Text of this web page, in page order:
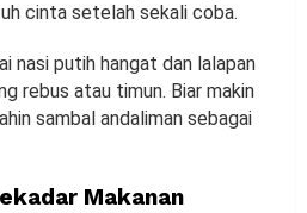
cinta setelah sekali coba.
nasi putih hangat dan lalapan
rebus atau timun. Biar makin
sambal andaliman sebagai
Makanan